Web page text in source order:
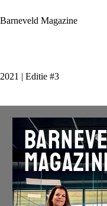
naar
de
Barneveld Magazine
2021 | Editie #3